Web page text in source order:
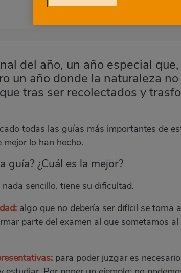
del año, un año especial
un año donde la naturaleza
tras ser recolectados y
todas las guías más importantes de
mejor lo han hecho.
guía? ¿Cuál es la mejor?
sencillo, tiene su dificultad.
algo que no debería ser difícil se torna
parte del examen al que sometamos
para poder juzgar es